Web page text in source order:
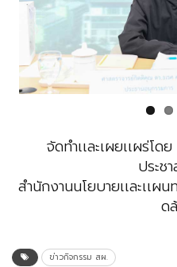
Previous
จัดทำเเละเผยเเผร่โด
ประช
สำนักงานนโยบายเเละเเผ
ด
ข่าวกิจกรรม สผ.